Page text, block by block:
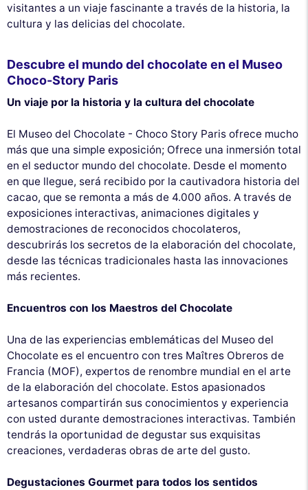
visitantes a un viaje fascinante a través de la historia, la
cultura y las delicias del chocolate.
Descubre el mundo del chocolate en el Museo
Choco-Story Paris
Un viaje por la historia y la cultura del chocolate
El Museo del Chocolate - Choco Story Paris ofrece mucho
más que una simple exposición; Ofrece una inmersión total
en el seductor mundo del chocolate. Desde el momento
en que llegue, será recibido por la cautivadora historia del
cacao, que se remonta a más de 4.000 años. A través de
exposiciones interactivas, animaciones digitales y
demostraciones de reconocidos chocolateros,
descubrirás los secretos de la elaboración del chocolate,
desde las técnicas tradicionales hasta las innovaciones
más recientes.
Encuentros con los Maestros del Chocolate
Una de las experiencias emblemáticas del Museo del
Chocolate es el encuentro con tres Maîtres Obreros de
Francia (MOF), expertos de renombre mundial en el arte
de la elaboración del chocolate. Estos apasionados
artesanos compartirán sus conocimientos y experiencia
con usted durante demostraciones interactivas. También
tendrás la oportunidad de degustar sus exquisitas
creaciones, verdaderas obras de arte del gusto.
Degustaciones Gourmet para todos los sentidos